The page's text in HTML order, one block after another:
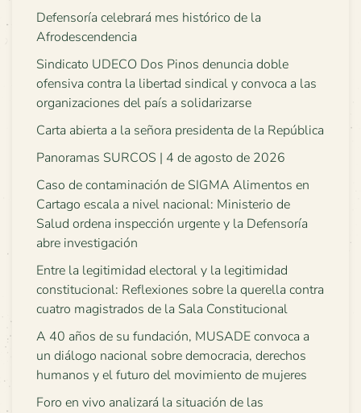
Defensoría celebrará mes histórico de la
Afrodescendencia
Sindicato UDECO Dos Pinos denuncia doble
ofensiva contra la libertad sindical y convoca a las
organizaciones del país a solidarizarse
Carta abierta a la señora presidenta de la República
Panoramas SURCOS | 4 de agosto de 2026
Caso de contaminación de SIGMA Alimentos en
Cartago escala a nivel nacional: Ministerio de
Salud ordena inspección urgente y la Defensoría
abre investigación
Entre la legitimidad electoral y la legitimidad
constitucional: Reflexiones sobre la querella contra
cuatro magistrados de la Sala Constitucional
A 40 años de su fundación, MUSADE convoca a
un diálogo nacional sobre democracia, derechos
humanos y el futuro del movimiento de mujeres
Foro en vivo analizará la situación de las